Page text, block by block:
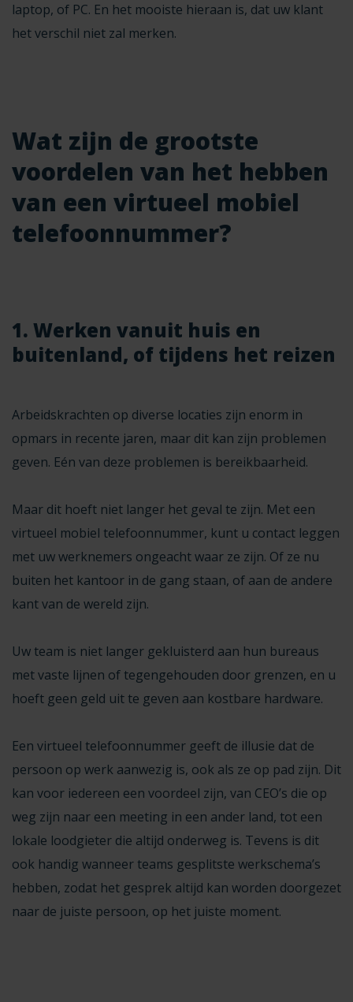
laptop, of PC. En het mooiste hieraan is, dat uw klant
het verschil niet zal merken.
Wat zijn de grootste
voordelen van het hebben
van een virtueel mobiel
telefoonnummer?
1. Werken vanuit huis en
buitenland, of tijdens het reizen
Arbeidskrachten op diverse locaties zijn enorm in
opmars in recente jaren, maar dit kan zijn problemen
geven. Eén van deze problemen is bereikbaarheid.
Maar dit hoeft niet langer het geval te zijn. Met een
virtueel mobiel telefoonnummer, kunt u contact leggen
met uw werknemers ongeacht waar ze zijn. Of ze nu
buiten het kantoor in de gang staan, of aan de andere
kant van de wereld zijn.
Uw team is niet langer gekluisterd aan hun bureaus
met vaste lijnen of tegengehouden door grenzen, en u
hoeft geen geld uit te geven aan kostbare hardware.
Een virtueel telefoonnummer geeft de illusie dat de
persoon op werk aanwezig is, ook als ze op pad zijn. Dit
kan voor iedereen een voordeel zijn, van CEO’s die op
weg zijn naar een meeting in een ander land, tot een
lokale loodgieter die altijd onderweg is. Tevens is dit
ook handig wanneer teams gesplitste werkschema’s
hebben, zodat het gesprek altijd kan worden doorgezet
naar de juiste persoon, op het juiste moment.